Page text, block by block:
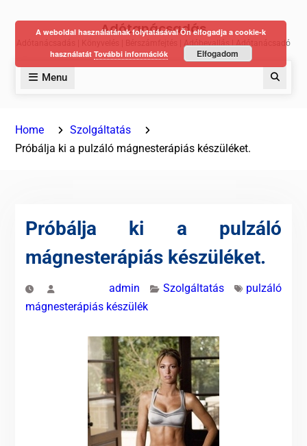
Adótanácsadás
Adótanácsadás | Könyvelés | Bérszámfejtés | Adóbevallás | Adótanácsadó
Menu
Home
Szolgáltatás
Próbálja ki a pulzáló mágnesterápiás készüléket.
Próbálja ki a pulzáló
mágnesterápiás készüléket.
admin Szolgáltatás
pulzáló
mágnesterápiás készülék
A weboldal használatának folytatásával Ön elfogadja a cookie-k
használatát További információk Elfogadom